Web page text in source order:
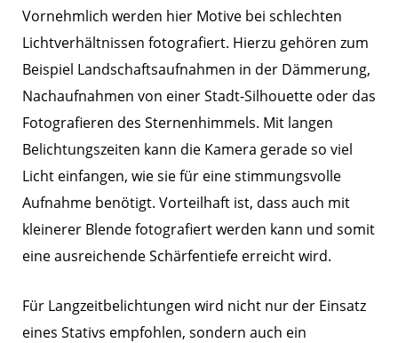
Vornehmlich werden hier Motive bei schlechten
Lichtverhältnissen fotografiert. Hierzu gehören zum
Beispiel Landschaftsaufnahmen in der Dämmerung,
Nachaufnahmen von einer Stadt-Silhouette oder das
Fotografieren des Sternenhimmels. Mit langen
Belichtungszeiten kann die Kamera gerade so viel
Licht einfangen, wie sie für eine stimmungsvolle
Aufnahme benötigt. Vorteilhaft ist, dass auch mit
kleinerer Blende fotografiert werden kann und somit
eine ausreichende Schärfentiefe erreicht wird.
Für Langzeitbelichtungen wird nicht nur der Einsatz
eines Stativs empfohlen, sondern auch ein